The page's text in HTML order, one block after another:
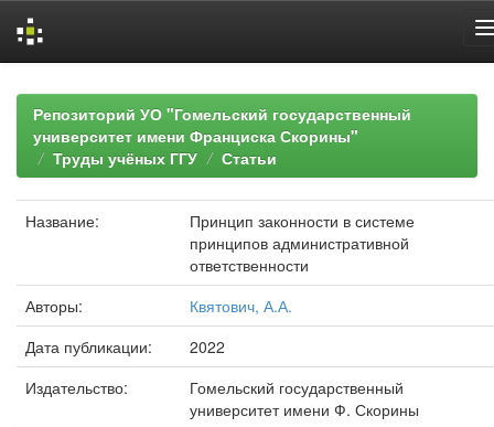
navigationРепозиторий УО "Гомельский государственный
университет имени Франциска Скорины"
Труды учёных ГГУ
Статьи
Название:
Принцип законности в системе
принципов административной
ответственности
Авторы:
Квятович, А.А.
Дата публикации:
2022
Издательство:
Гомельский государственный
университет имени Ф. Скорины